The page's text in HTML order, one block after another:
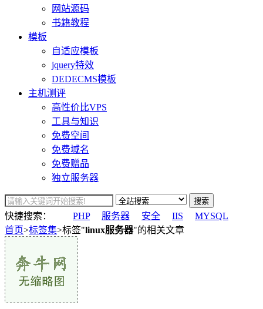
网站源码
书籍教程
模板
自适应模板
jquery特效
DEDECMS模板
主机测评
高性价比VPS
工具与知识
免费空间
免费域名
免费赠品
独立服务器
搜索
快捷搜索： PHP 服务器 安全 IIS
MYSQL
首页>标签集>标签"linux服务器"的相关文章